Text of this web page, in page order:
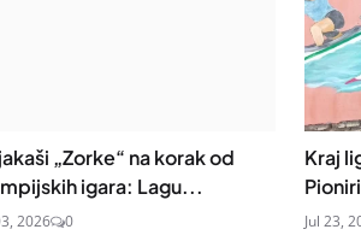
„Zorke“ na korak od
igara: Lagu...
2026 0
Kraj
Jul 23,